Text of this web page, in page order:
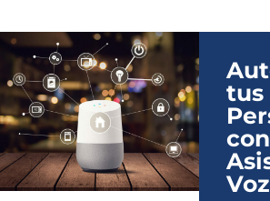
tus
Voz